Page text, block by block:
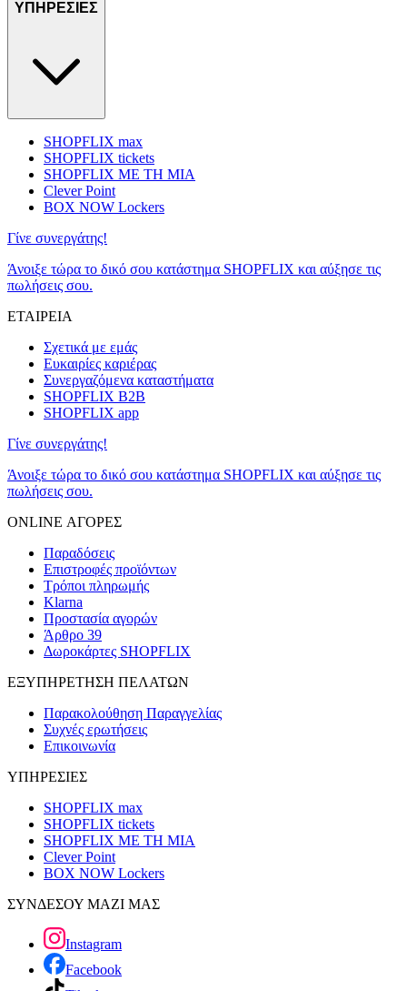
ΥΠΗΡΕΣΙΕΣ
SHOPFLIX max
SHOPFLIX tickets
SHOPFLIX ΜΕ ΤΗ ΜΙΑ
Clever Point
BOX NOW Lockers
Γίνε συνεργάτης!
Άνοιξε τώρα το δικό σου κατάστημα SHOPFLIX και αύξησε τις
πωλήσεις σου.
ΕΤΑΙΡΕΙΑ
Σχετικά με εμάς
Ευκαιρίες καριέρας
Συνεργαζόμενα καταστήματα
SHOPFLIX B2B
SHOPFLIX app
Γίνε συνεργάτης!
Άνοιξε τώρα το δικό σου κατάστημα SHOPFLIX και αύξησε τις
πωλήσεις σου.
ONLINE ΑΓΟΡΕΣ
Παραδόσεις
Επιστροφές προϊόντων
Τρόποι πληρωμής
Klarna
Προστασία αγορών
Άρθρο 39
Δωροκάρτες SHOPFLIX
ΕΞΥΠΗΡΕΤΗΣΗ ΠΕΛΑΤΩΝ
Παρακολούθηση Παραγγελίας
Συχνές ερωτήσεις
Επικοινωνία
ΥΠΗΡΕΣΙΕΣ
SHOPFLIX max
SHOPFLIX tickets
SHOPFLIX ΜΕ ΤΗ ΜΙΑ
Clever Point
BOX NOW Lockers
ΣΥΝΔΕΣΟΥ ΜΑΖΙ ΜΑΣ
Instagram
Facebook